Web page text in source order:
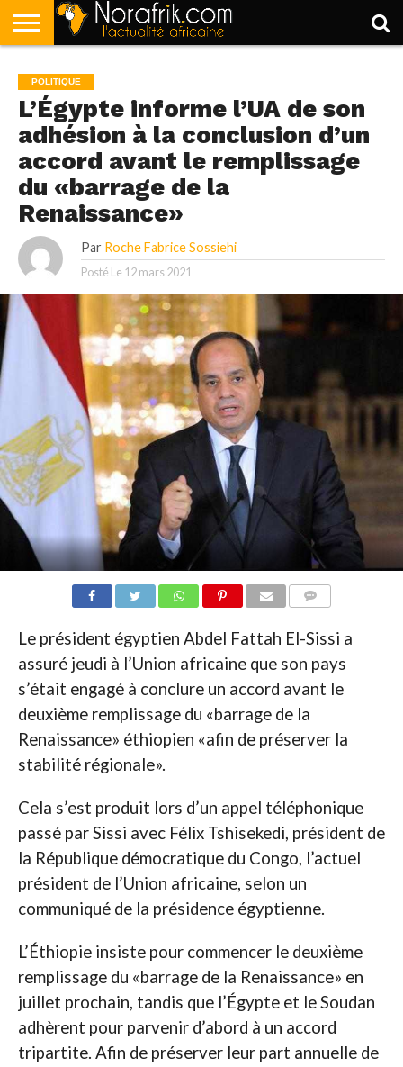
POLITIQUE
SOCIÉTÉ
ECONOMIE
SPORT
LIFESTYLE
POLITIQUE
L’Égypte informe l’UA de son
adhésion à la conclusion d’un
accord avant le remplissage
du «barrage de la
Renaissance»
Par Roche Fabrice Sossiehi
Posté Le 12 mars 2021
Le président égyptien Abdel Fattah El-Sissi a
assuré jeudi à l’Union africaine que son pays
s’était engagé à conclure un accord avant le
deuxième remplissage du «barrage de la
Renaissance» éthiopien «afin de préserver la
stabilité régionale».
Cela s’est produit lors d’un appel téléphonique
passé par Sissi avec Félix Tshisekedi, président de
la République démocratique du Congo, l’actuel
président de l’Union africaine, selon un
communiqué de la présidence égyptienne.
L’Éthiopie insiste pour commencer le deuxième
remplissage du «barrage de la Renaissance» en
juillet prochain, tandis que l’Égypte et le Soudan
adhèrent pour parvenir d’abord à un accord
tripartite. Afin de préserver leur part annuelle de